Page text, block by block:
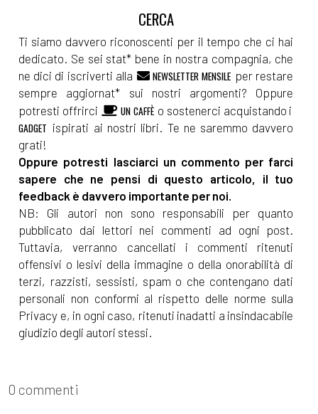
Ti siamo davvero riconoscenti per il tempo che ci hai
dedicato. Se sei stat* bene in nostra compagnia, che
ne dici di iscriverti alla
NEWSLETTER MENSILE per restare
sempre aggiornat* sui nostri argomenti? Oppure
potresti offrirci
UN CAFFÈ o sostenerci acquistando i
GADGET ispirati ai nostri libri. Te ne saremmo davvero
grati!
Oppure potresti lasciarci un commento per farci
sapere che ne pensi di questo articolo, il tuo
feedback è davvero importante per noi.
NB: Gli autori non sono responsabili per quanto
pubblicato dai lettori nei commenti ad ogni post.
Tuttavia, verranno cancellati i commenti ritenuti
offensivi o lesivi della immagine o della onorabilità di
terzi, razzisti, sessisti, spam o che contengano dati
personali non conformi al rispetto delle norme sulla
Privacy e, in ogni caso, ritenuti inadatti a insindacabile
giudizio degli autori stessi.
0 commenti